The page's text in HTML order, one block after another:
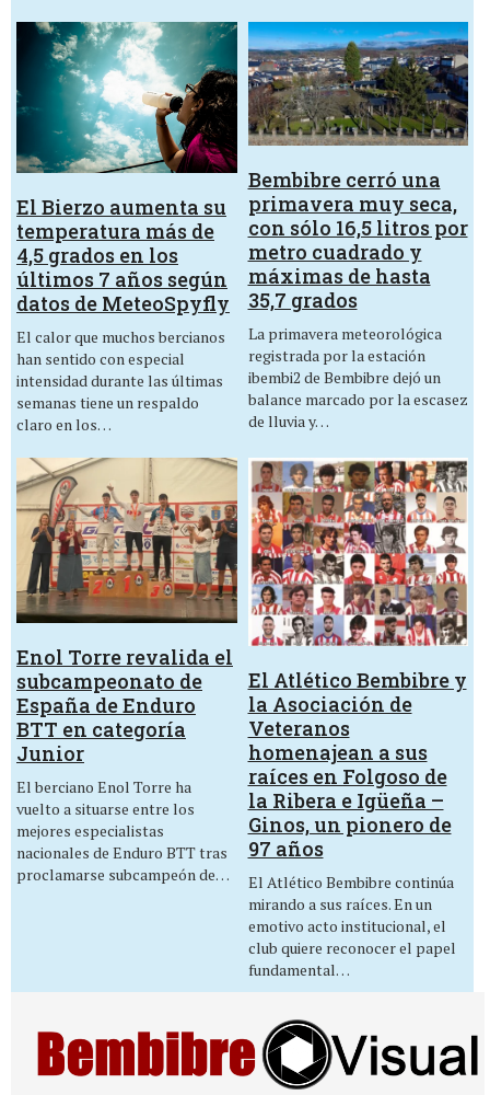
El Bierzo aumenta su
temperatura más de
4,5 grados en los
últimos 7 años según
datos de MeteoSpyfly
El calor que muchos bercianos
han sentido con especial
intensidad durante las últimas
semanas tiene un respaldo
claro en los…
Bembibre cerró una
primavera muy seca,
con sólo 16,5 litros por
metro cuadrado y
máximas de hasta
35,7 grados
La primavera meteorológica
registrada por la estación
ibembi2 de Bembibre dejó un
balance marcado por la escasez
de lluvia y…
Enol Torre revalida el
subcampeonato de
España de Enduro
BTT en categoría
Junior
El berciano Enol Torre ha
vuelto a situarse entre los
mejores especialistas
nacionales de Enduro BTT tras
proclamarse subcampeón de…
El Atlético Bembibre y
la Asociación de
Veteranos
homenajean a sus
raíces en Folgoso de
la Ribera e Igüeña –
Ginos, un pionero de
97 años
El Atlético Bembibre continúa
mirando a sus raíces. En un
emotivo acto institucional, el
club quiere reconocer el papel
fundamental…